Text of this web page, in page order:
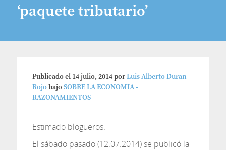
‘paquete tributario’
Publicado el 14 julio, 2014porLuis Alberto Duran
RojobajoSOBRE LA ECONOMIA -
RAZONAMIENTOS
Estimado blogueros:
El sábado pasado (12.07.2014) se publicó la